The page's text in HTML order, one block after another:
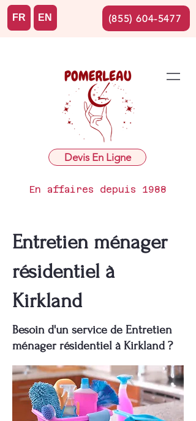
Devis En Ligne
En affaires depuis 1988
FR EN (855) 604-5477
Entretien ménager
résidentiel à
Kirkland
Besoin d'un service de Entretien
ménager résidentiel à Kirkland ?